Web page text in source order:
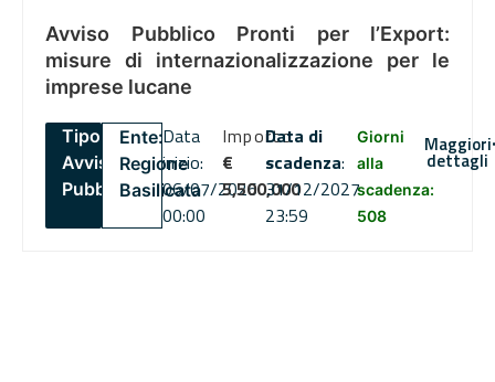
Avviso Pubblico Pronti per l’Export:
misure di internazionalizzazione per le
imprese lucane
Tipo:
Avviso
Pubblico
Ente:
Regione
Basilicata
Data
inizio:
06/07/2026
00:00
Importo
€
5,500,000
Data di
scadenza:
31/12/2027
23:59
Giorni
alla
scadenza:
508
Maggiori
dettagli